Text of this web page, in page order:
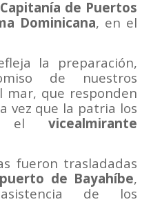
Capitanía de Puertos
Dominicana, en el
la preparación,
de nuestros
mar, que responden
vez que la patria los
el vicealmirante
fueron trasladadas
puerto de Bayahíbe,
de los